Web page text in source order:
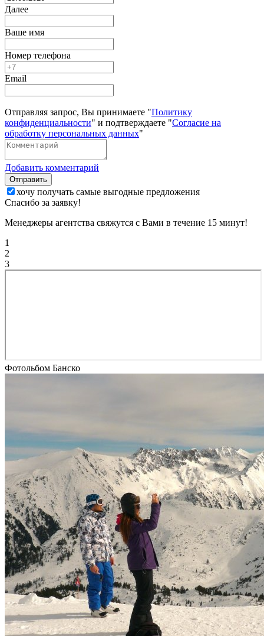
Далее
Ваше имя
Номер телефона
Email
Отправляя запрос, Вы принимаете "Политику
конфиденциальности" и подтверждаете "Согласие на
обработку персональных данных"
Добавить комментарий
Отправить
хочу получать самые выгодные предложения
Спасибо за заявку!
Менеджеры агентства свяжутся с Вами в течение 15 минут!
1
2
3
Фотольбом Банско